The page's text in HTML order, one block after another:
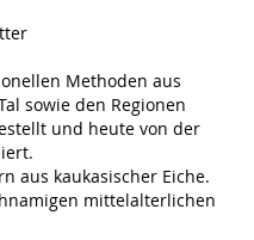
Methoden aus
sowie den Regionen
und heute von der
aus kaukasischer Eiche.
mittelalterlichen